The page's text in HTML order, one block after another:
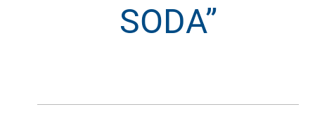
SODA”